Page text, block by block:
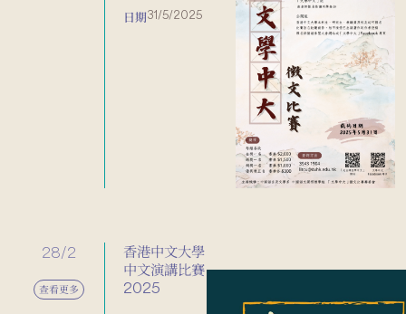
日期31/5/2025
28/2
查看更多
香港中文大學
中文演講比賽
2025